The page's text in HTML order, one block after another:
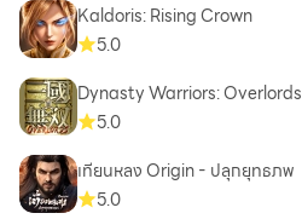
Kaldoris: Rising Crown
5.0
Dynasty Warriors: Overlords
5.0
เทียนหลง Origin - ปลุกยุทธภพ
5.0